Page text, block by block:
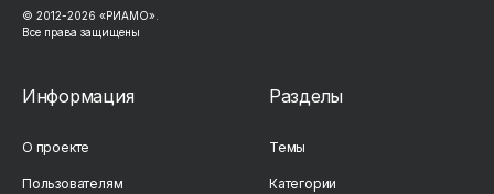
© 2012-2026 «РИАМО».
Все права защищены
Информация
О проекте
Пользователям
Разделы
Темы
Категории